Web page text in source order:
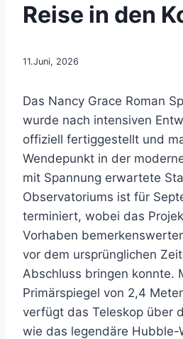
Reise in den
11.Juni, 2026
Das Nancy Grace Roman
wurde nach intensiven
offiziell fertiggestellt und
Wendepunkt in der
mit Spannung erwartete
Observatoriums ist für
terminiert, wobei das
Vorhaben
vor dem ursprünglichen
Abschluss bringen konnte.
Primärspiegel von 2,4
verfügt das Teleskop über
wie das legendäre Hubble-